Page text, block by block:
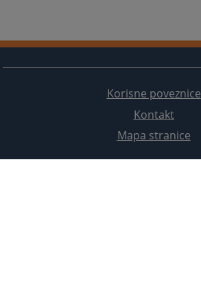
Korisne poveznice
Kontakt
Mapa stranice